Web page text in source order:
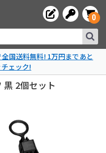
0
国送料無料! 1万円まであと
ェック!
黒 2個セット